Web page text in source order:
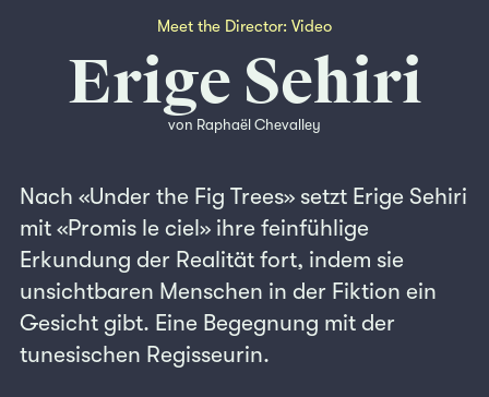
Meet the Director: Video
Erige Sehiri
von Raphaël Chevalley
Nach «Under the Fig Trees» setzt Erige Sehiri
mit «Promis le ciel» ihre feinfühlige
Erkundung der Realität fort, indem sie
unsichtbaren Menschen in der Fiktion ein
Gesicht gibt. Eine Begegnung mit der
tunesischen Regisseurin.